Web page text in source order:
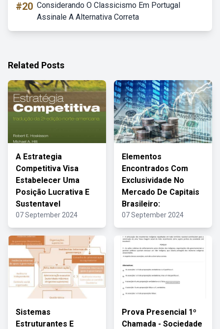
#20 Considerando O Classicismo Em Portugal
Assinale A Alternativa Correta
Related Posts
A Estrategia
Competitiva Visa
Estabelecer Uma
Posição Lucrativa E
Sustentavel
07 September 2024
Elementos
Encontrados Com
Exclusividade No
Mercado De Capitais
Brasileiro:
07 September 2024
Sistemas
Estruturantes E
Prova Presencial 1º
Chamada - Sociedade